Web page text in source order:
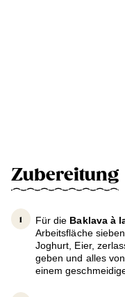
Zubereitung
Für die Baklava à
Arbeitsfläche
Joghurt, Eier,
geben und alles
einem